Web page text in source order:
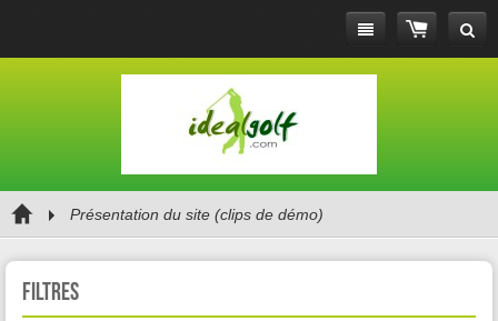
Présentation du site (clips de démo)
Filtres